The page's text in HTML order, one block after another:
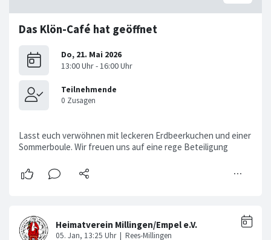
Das Klön-Café hat geöffnet
Lasst euch verwöhnen mit leckeren Erdbeerkuchen und einer
Sommerboule. Wir freuen uns auf eine rege Beteiligung